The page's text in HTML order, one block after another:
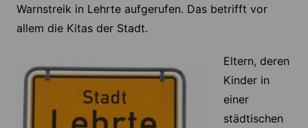
Warnstreik in Lehrte aufgerufen. Das betrifft vor
allem die Kitas der Stadt.
Eltern, deren
Kinder in
einer
städtischen